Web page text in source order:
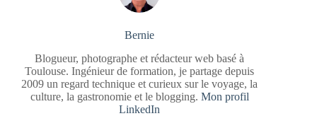
Bernie
Blogueur, photographe et rédacteur web basé à
Toulouse. Ingénieur de formation, je partage depuis
2009 un regard technique et curieux sur le voyage, la
culture, la gastronomie et le blogging. Mon profil
LinkedIn